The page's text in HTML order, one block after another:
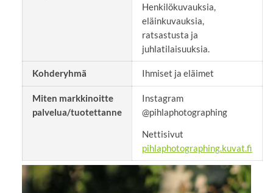
Henkilökuvauksia,
eläinkuvauksia,
ratsastusta ja
juhlatilaisuuksia.
Kohderyhmä Ihmiset ja eläimet
Miten markkinoitte
palvelua/tuotettanne
Instagram
@pihlaphotographing
Nettisivut
pihlaphotographing.kuvat.fi